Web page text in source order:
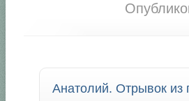
Анатолий. Отрывок из